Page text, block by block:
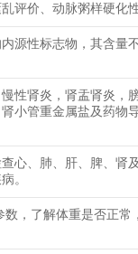
评价、动脉粥样硬化
源性标志物，其含量
性肾炎，肾盂肾炎，
小管重金属盐及药物
心、肺、肝、脾、肾
。
，了解体重是否正常